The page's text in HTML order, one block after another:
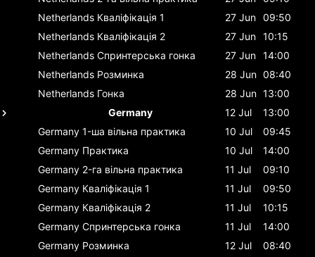
Netherlands Кваліфікація 1 27 Jun 09:50
Netherlands Кваліфікація 2 27 Jun 10:15
Netherlands Спринтерська гонка 27 Jun 14:00
Netherlands Розминка 28 Jun 08:40
Netherlands Гонка 28 Jun 13:00
Germany
12 Jul
13:00
Germany 1-ша вільна практика 10 Jul
09:45
Germany Практика 10 Jul
14:00
Germany 2-га вільна практика 11 Jul
09:10
Germany Кваліфікація 1 11 Jul
09:50
Germany Кваліфікація 2 11 Jul
10:15
Germany Спринтерська гонка 11 Jul
14:00
Germany Розминка 12 Jul
08:40